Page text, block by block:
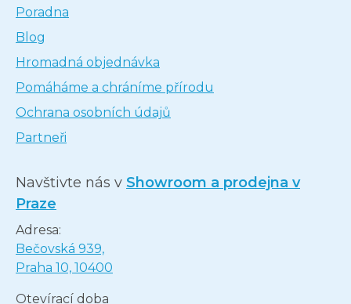
Poradna
Blog
Hromadná objednávka
Pomáháme a chráníme přírodu
Ochrana osobních údajů
Partneři
Navštivte nás v Showroom a prodejna v
Praze
Adresa:
Bečovská 939,
Praha 10, 10400
Otevírací doba